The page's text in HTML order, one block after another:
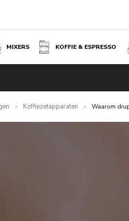
MIXERS KOFFIE & ESPRESSO
> Koffiezetapparaten > Waarom